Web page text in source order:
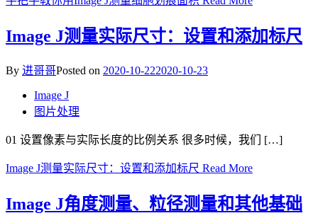
Image J测量实际尺寸：设置和添加标尺
By 进哥哥Posted on 2020-10-222020-10-23
Image J
图片处理
01 设置像素与实际长度的比例关系 很多时候，我们 […]
Image J测量实际尺寸：设置和添加标尺 Read More
Image J角度测量、粒径测量和其他基础